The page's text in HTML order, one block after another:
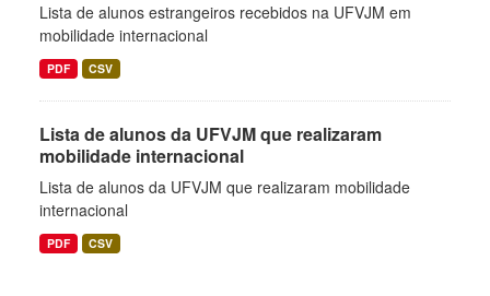
Lista de alunos estrangeiros recebidos na UFVJM em
mobilidade internacional
PDF CSV
Lista de alunos da UFVJM que realizaram
mobilidade internacional
Lista de alunos da UFVJM que realizaram mobilidade
internacional
PDF CSV